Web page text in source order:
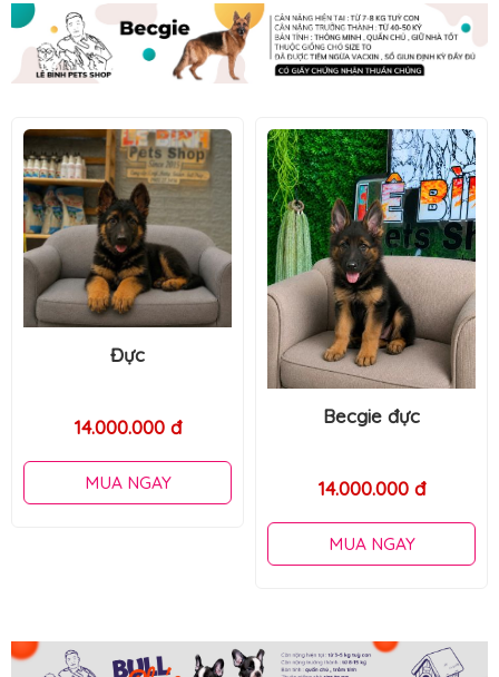
Becgie đực
14.000.000 đ
Becgie đực
MUA NGAY